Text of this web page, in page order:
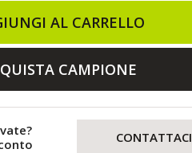
AL CARRELLO
CAMPIONE
CONTATTACI